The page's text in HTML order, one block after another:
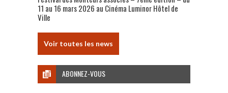
11 au 16 mars 2026 au Cinéma Luminor Hôtel de
Ville
Voir toutes les news
ABONNEZ-VOUS